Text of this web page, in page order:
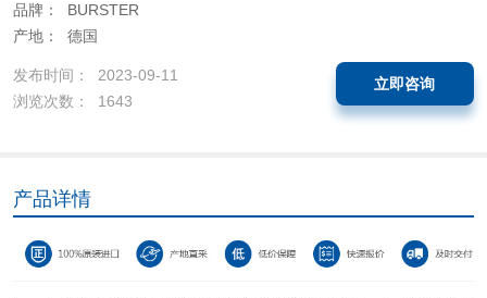
品牌： BURSTER
产地： 德国
发布时间： 2023-09-11
浏览次数： 1643
立即咨询
产品详情